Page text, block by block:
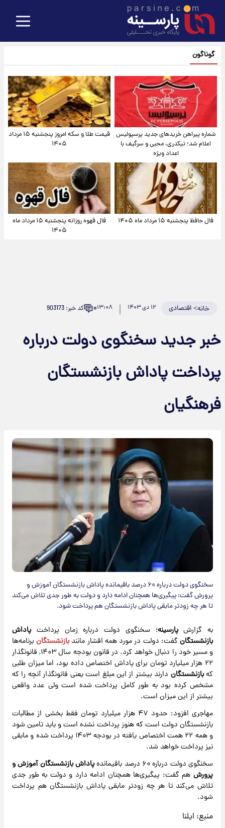
گوناگون
شماره پیراهن خریدهای جدید پرسپولیس
اعلام شد؛ تیکدری، محبی و سرگیف با
اعداد ویژه
قیمت طلا و سکه امروز پنجشنبه ۱۵ مرداد
۱۴۰۵
فال حافظ پنجشنبه ۱۵ مرداد ماه ۱۴۰۵
فال قهوه روزانه پنجشنبه ۱۵ مرداد ماه
۱۴۰۵
خانه>اقتصادی ۱۲ دی ۱۴۰۳ ۱۳:۰۸۰ کد خبر: 903173
خبر جدید سخنگوی دولت درباره
پرداخت پاداش بازنشستگان
فرهنگیان
سخنگوی دولت درباره ۶۰ درصد باقیمانده پاداش بازنشستگان آموزش و
پرورش گفت: پیگیری‌ها همچنان ادامه دارد و دولت به طور جدی تلاش می‌کند
تا هر چه زودتر مابقی پاداش بازنشستگان هم پرداخت شود.
به گزارشپارسینه؛ سخنگوی دولت درباره زمان پرداختپاداش
بازنشستگانگفت: دولت در مورد همه اقشار مانندبازنشستگانبرنامه‌ها
و مسیر خود را دنبال خواهد کرد. در قانون بودجه سال ۱۴۰۳, قانونگذار
۲۲ هزار میلیارد تومان برای پاداش اختصاص داده بود، اما میزان طلبی
کهبازنشستگان دارند بیشتر از این مبلغ است یعنی قانونگذار آنچه را که
مشخص کرده بود به طور کامل پرداخت شده است ولی عدد واقعی
بیشتر از این میزان است.
مهاجری افزود: حدود ۴۷ هزار میلیارد تومان فقط بخشی از مطالبات
بازنشستگان دولت است که هنوز پرداخت نشده است و باید تامین شود
و همه ۲۲ همت اختصاص یافته در بودجه ۱۴۰۳ پرداخت شده و مابقی
نیز پرداخت خواهد شد.
سخنگوی دولت درباره ۶۰ درصد باقیمانده
پاداش بازنشستگان آموزش و
پرورش هم گفت: پیگیری‌ها همچنان ادامه دارد و دولت به طور جدی
تلاش می‌کند تا هر چه زودتر مابقی پاداش بازنشستگان هم پرداخت
شود.
منبع: ایلنا